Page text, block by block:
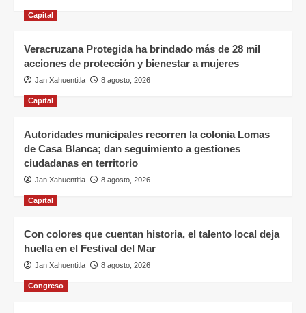
Capital
Veracruzana Protegida ha brindado más de 28 mil
acciones de protección y bienestar a mujeres
Jan Xahuentitla 8 agosto, 2026
Capital
Autoridades municipales recorren la colonia Lomas
de Casa Blanca; dan seguimiento a gestiones
ciudadanas en territorio
Jan Xahuentitla 8 agosto, 2026
Capital
Con colores que cuentan historia, el talento local deja
huella en el Festival del Mar
Jan Xahuentitla 8 agosto, 2026
Congreso